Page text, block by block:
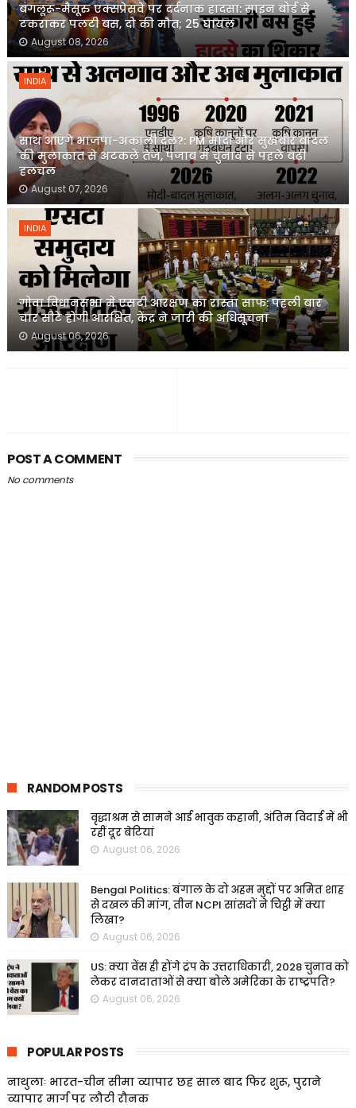
बंगलूरू-मैसूरु एक्सप्रेसवे पर दर्दनाक हादसा: साइन बोर्ड से
टकराकर पलटी बस, दो की मौत; 25 घायल
August 08, 2026
INDIA
साथ आएंगे भाजपा-अकाली दल?: PM मोदी और सुखबीर बादल
की मुलाकात से अटकलें तेज, पंजाब में चुनाव से पहले बढ़ी
हलचल
August 07, 2026
INDIA
गोवा विधानसभा में एसटी आरक्षण का रास्ता साफ: पहली बार
चार सीटें होंगी आरक्षित, केंद्र ने जारी की अधिसूचना
August 06, 2026
POST A COMMENT
No comments
RANDOM POSTS
वृद्धाश्रम से सामने आई भावुक कहानी, अंतिम विदाई में भी
रहीं दूर बेटियां
August 06, 2026
Bengal Politics: बंगाल के दो अहम मुद्दों पर अमित शाह
से दखल की मांग, तीन NCPI सांसदों ने चिट्ठी में क्या
लिखा?
August 06, 2026
US: क्या वेंस ही होंगे ट्रंप के उत्तराधिकारी, 2028 चुनाव को
लेकर दानदाताओं से क्या बोले अमेरिका के राष्ट्रपति?
August 06, 2026
POPULAR POSTS
नाथुलाः भारत-चीन सीमा व्यापार छह साल बाद फिर शुरू, पुराने
व्यापार मार्ग पर लौटी रौनक